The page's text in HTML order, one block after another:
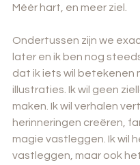
Méér hart, en meer ziel.
Ondertussen zijn we
later en ik ben nog
dat ik iets wil betekenen
illustraties. Ik wil geen
maken. Ik wil verhalen
herinneringen creëren,
magie vastleggen. Ik wil
vastleggen, maar ook